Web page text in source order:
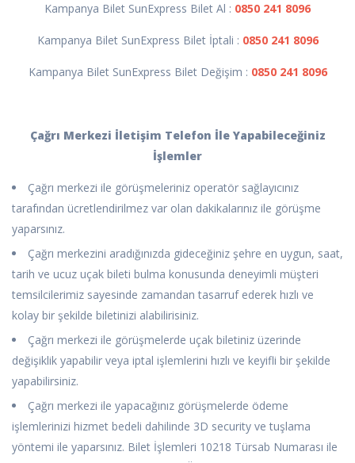
Kampanya Bilet SunExpress Bilet Al : 0850 241 8096
Kampanya Bilet SunExpress Bilet İptali : 0850 241 8096
Kampanya Bilet SunExpress Bilet Değişim : 0850 241 8096
Çağrı Merkezi İletişim Telefon İle Yapabileceğiniz
İşlemler
Çağrı merkezi ile görüşmeleriniz operatör sağlayıcınız
tarafından ücretlendirilmez var olan dakikalarınız ile görüşme
yaparsınız.
Çağrı merkezini aradığınızda gideceğiniz şehre en uygun, saat,
tarih ve ucuz uçak bileti bulma konusunda deneyimli müşteri
temsilcilerimiz sayesinde zamandan tasarruf ederek hızlı ve
kolay bir şekilde biletinizi alabilirisiniz.
Çağrı merkezi ile görüşmelerde uçak biletiniz üzerinde
değişiklik yapabilir veya iptal işlemlerini hızlı ve keyifli bir şekilde
yapabilirsiniz.
Çağrı merkezi ile yapacağınız görüşmelerde ödeme
işlemlerinizi hizmet bedeli dahilinde 3D security ve tuşlama
yöntemi ile yaparsınız. Bilet İşlemleri 10218 Türsab Numarası ile